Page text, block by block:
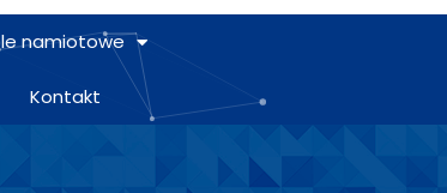
namiotowe
Kontakt